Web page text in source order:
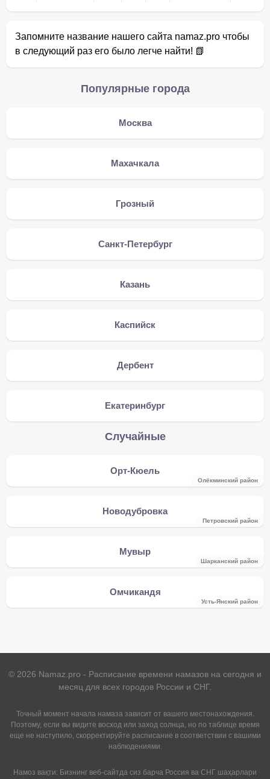
Запомните название нашего сайта namaz.pro чтобы
в следующий раз его было легче найти! 📗
Популярные города
Москва
Махачкала
Грозный
Санкт-Петербург
Казань
Каспийск
Дербент
Екатеринбург
Случайные
Орт-Кюель
Олёкминский район
Новодубровка
Петровский район
Мувыр
Шарканский район
Омчикандя
Усть-Янский район
© 2026 Namaz.pro - Расписание времени намазов на сегодня и
месяц для всех городов России и СНГ.
Точный момент начала намаза зависит от вашего местонахождения.
Поэтому, если вы видите восход или заход солнца, но по таблице время
еще не наступило, скорректируйте расписание в соответствии с вашими
наблюдениями.
Намоз вақти: Бизнинг веб-сайтда сиз барча Россия ва СНГ шаҳарлари